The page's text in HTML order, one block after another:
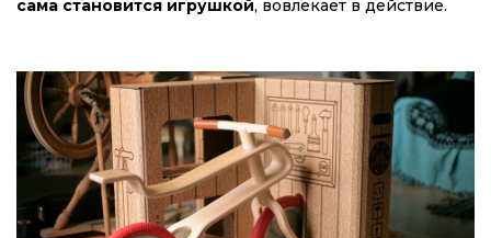
сама становится игрушкой, вовлекает в действие.